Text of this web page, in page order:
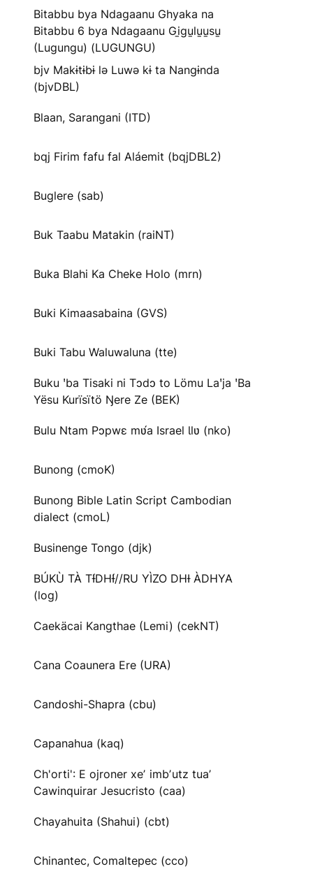
Bitabbu bya Ndagaanu Ghyaka na
Bitabbu 6 bya Ndagaanu Gi̱gu̱lu̱u̱su̱
(Lugungu) (LUGUNGU)
bjv Makɨtɨbɨ lə Luwə kɨ ta Nangɨnda
(bjvDBL)
Blaan, Sarangani (ITD)
bqj Firim fafu fal Aláemit (bqjDBL2)
Buglere (sab)
Buk Taabu Matakin (raiNT)
Buka Blahi Ka Cheke Holo (mrn)
Buki Kimaasabaina (GVS)
Buki Tabu Waluwaluna (tte)
Buku ꞌba Tisaki ni Tɔdɔ to Lömu Laꞌja ꞌBa
Yësu Kurïsïtö Ŋere Ze (BEK)
Bulu Ntam Pɔpwɛ mʋ́a Israel Ɩlʋ (nko)
Bunong (cmoK)
Bunong Bible Latin Script Cambodian
dialect (cmoL)
Businenge Tongo (djk)
BÚKÙ TÀ TƗ́DHƗ́//RU YÌZO DHƗ ÀDHYA
(log)
Caekäcai Kangthae (Lemi) (cekNT)
Cana Coaunera Ere (URA)
Candoshi-Shapra (cbu)
Capanahua (kaq)
Ch'orti': E ojroner xeʼ imbʼutz tuaʼ
Cawinquirar Jesucristo (caa)
Chayahuita (Shahui) (cbt)
Chinantec, Comaltepec (cco)